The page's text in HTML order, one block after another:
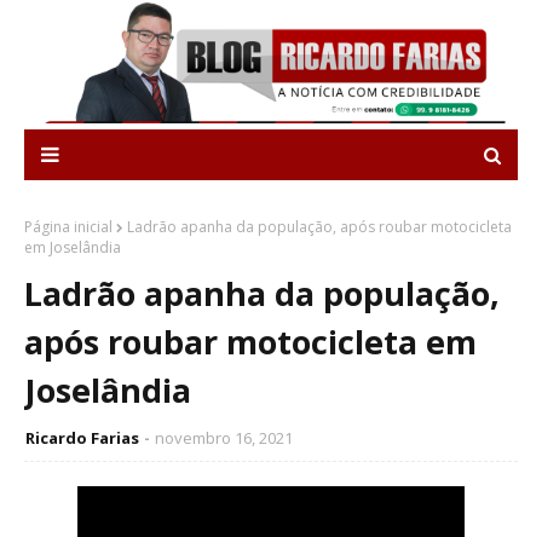
Página inicial
Ladrão apanha da população, após roubar motocicleta
em Joselândia
Ladrão apanha da população,
após roubar motocicleta em
Joselândia
Ricardo Farias novembro 16, 2021